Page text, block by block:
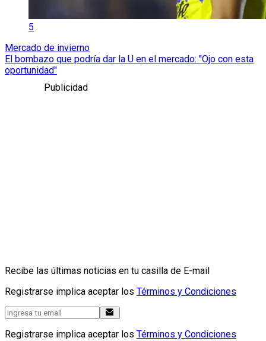
5
Mercado de invierno
El bombazo que podría dar la U en el mercado: "Ojo con esta
oportunidad"
Publicidad
Recibe las últimas noticias en tu casilla de E-mail
Registrarse implica aceptar los Términos y Condiciones
Registrarse implica aceptar los Términos y Condiciones